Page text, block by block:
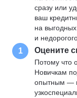
сразу или
ваш
на
и
1 Оцените
Потому что
Новичкам
опытным —